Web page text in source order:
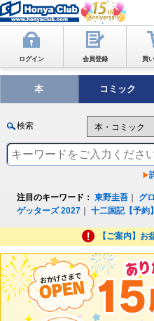
ログイン 会員登録 買
本 コミック
検索
注目のキーワード： 東野圭吾 グ
ゲッターズ 2027 ｜十二国記【予約】
【ご案内】お